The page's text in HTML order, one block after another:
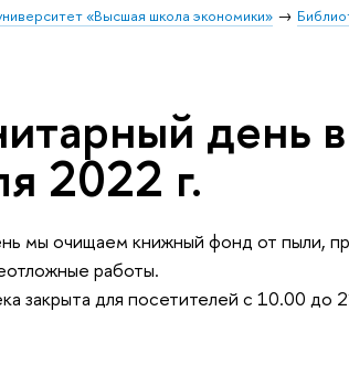
«Высшая школа экономики»
день
2022 г.
мы очищаем книжный фонд от пыли,
работы.
закрыта для посетителей с 10.00 до